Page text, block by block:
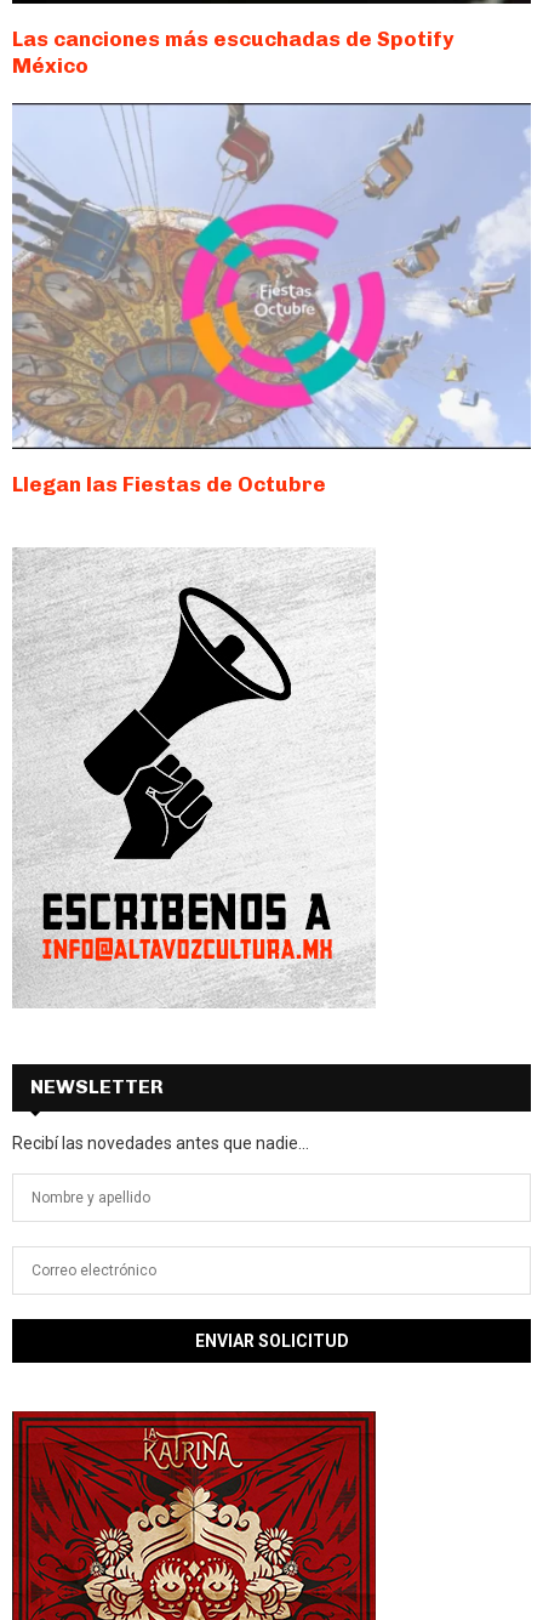
Las canciones más escuchadas de Spotify
México
Llegan las Fiestas de Octubre
NEWSLETTER
Recibí las novedades antes que nadie...